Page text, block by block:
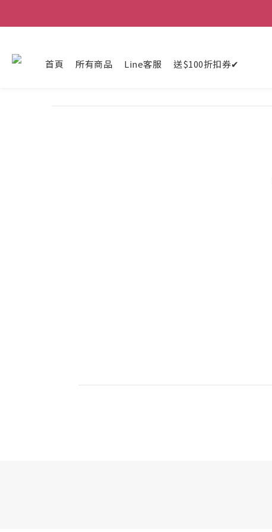
首頁 所有商品 Line客服 送$100折扣券✔